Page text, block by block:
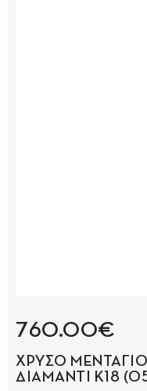
760.00€
ΧΡΥΣΟ
ΔΙΑΜΑΝΤΙ Κ18